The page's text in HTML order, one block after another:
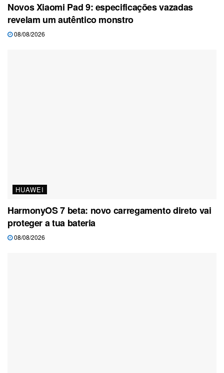
Novos Xiaomi Pad 9: especificações vazadas
revelam um autêntico monstro
08/08/2026
HUAWEI
HarmonyOS 7 beta: novo carregamento direto vai
proteger a tua bateria
08/08/2026